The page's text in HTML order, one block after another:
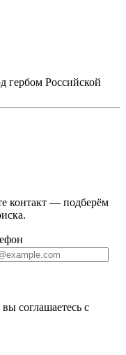
Российской
контакт — подберём
соглашаетесь с